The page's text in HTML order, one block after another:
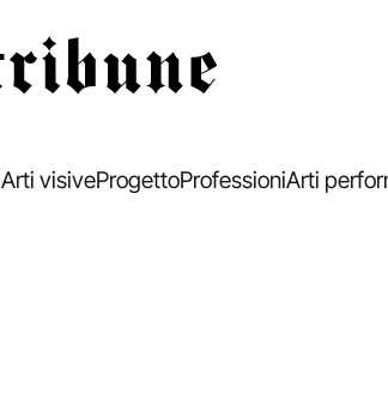
Arti visiveProgettoProfessioniArti